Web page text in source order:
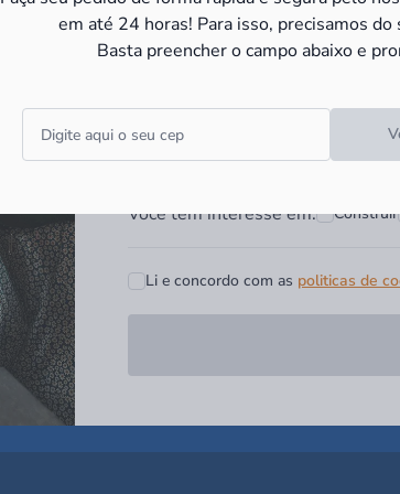
em até 24 horas! Para isso, precisamos do
Basta preencher o campo abaixo e
e receba as
Campo obrigatório*
Você tem interesse em: Construir
Li e concordo com as politicas de